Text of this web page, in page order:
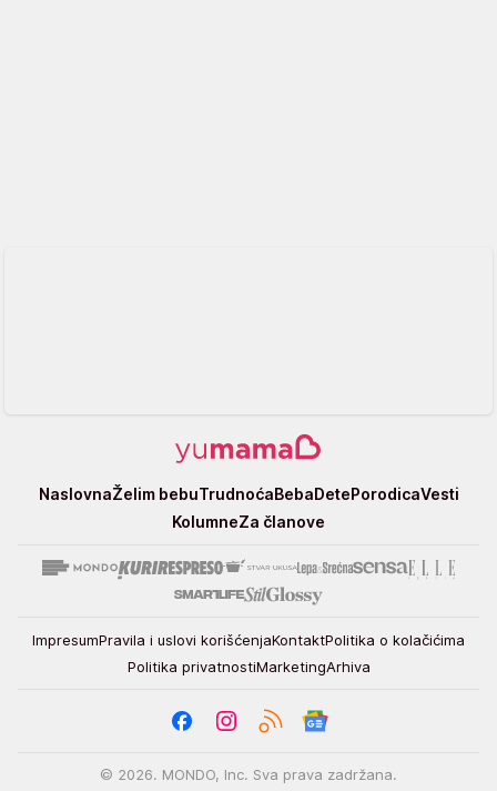
Yumama
NaslovnaŽelim bebuTrudnoćaBebaDetePorodicaVesti
KolumneZa članove
ImpresumPravila i uslovi korišćenjaKontaktPolitika o kolačićima
Politika privatnostiMarketingArhiva
© 2026. MONDO, Inc. Sva prava zadržana.